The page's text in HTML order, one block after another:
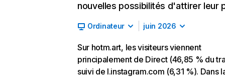
nouvelles possibilités d'attirer leur
Ordinateur juin 2026
Sur hotm.art, les visiteurs viennent
principalement de Direct (46,85 % du
suivi de l.instagram.com (6,31 %). Dans